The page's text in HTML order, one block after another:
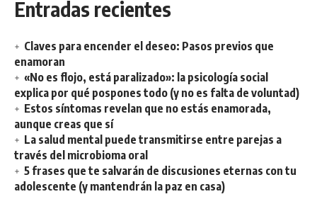
Entradas recientes
Claves para encender el deseo: Pasos previos que
enamoran
«No es flojo, está paralizado»: la psicología social
explica por qué pospones todo (y no es falta de voluntad)
Estos síntomas revelan que no estás enamorada,
aunque creas que sí
La salud mental puede transmitirse entre parejas a
través del microbioma oral
5 frases que te salvarán de discusiones eternas con tu
adolescente (y mantendrán la paz en casa)